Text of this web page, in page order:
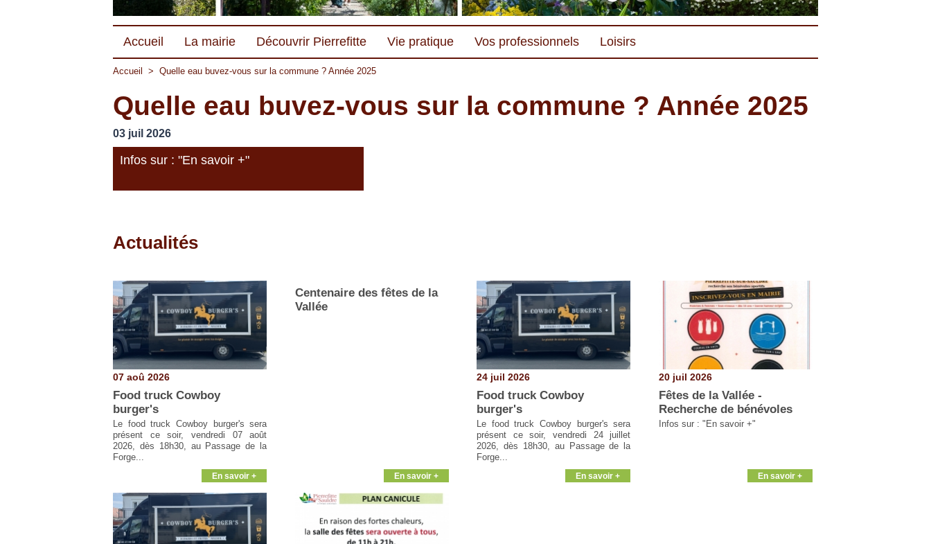
Accueil La mairie Découvrir Pierrefitte Vie pratique Vos professionnels Loisirs
Accueil > Quelle eau buvez-vous sur la commune ? Année 2025
Quelle eau buvez-vous sur la commune ? Année 2025
03 juil 2026
Infos sur : "En savoir +"
Actualités
07 aoû 2026
Food truck Cowboy
burger's
Le food truck Cowboy burger's sera
présent ce soir, vendredi 07 août
2026, dès 18h30, au Passage de la
Forge...
En savoir +
Centenaire des fêtes de la
Vallée
En savoir +
24 juil 2026
Food truck Cowboy
burger's
Le food truck Cowboy burger's sera
présent ce soir, vendredi 24 juillet
2026, dès 18h30, au Passage de la
Forge...
En savoir +
20 juil 2026
Fêtes de la Vallée -
Recherche de bénévoles
Infos sur : "En savoir +"
En savoir +
Pages